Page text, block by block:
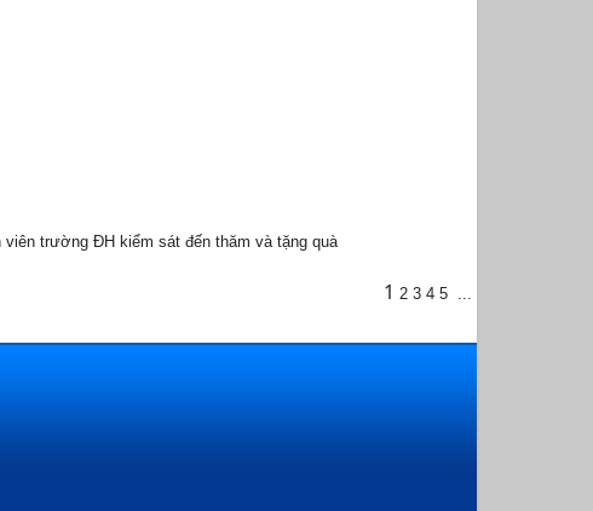
trường ĐH kiểm sát đến thăm và tặng quà
1 2 3 4 5